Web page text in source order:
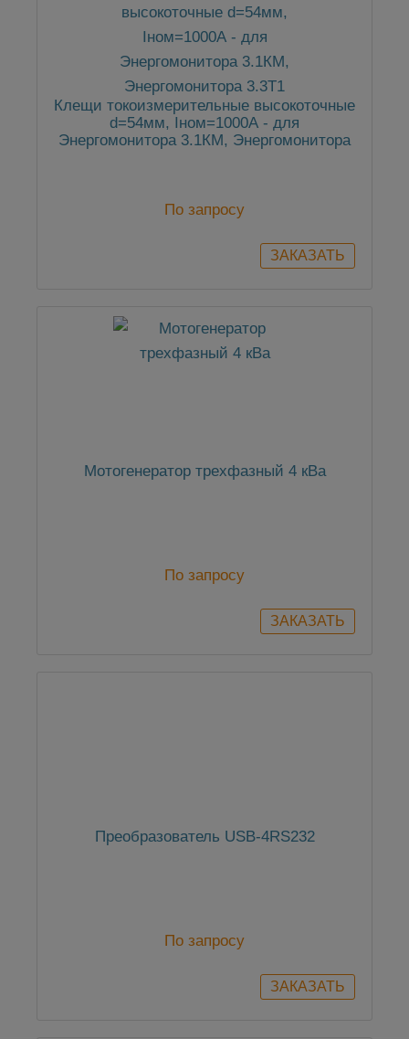
Клещи токоизмерительные высокоточные
d=54мм, Iном=1000А - для
Энергомонитора 3.1КМ, Энергомонитора
По запросу
Мотогенератор трехфазный 4 кВа
По запросу
Преобразователь USB-4RS232
По запросу